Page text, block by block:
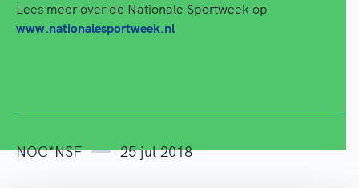
Lees meer over de Nationale Sportweek op
www.nationalesportweek.nl
NOC*NSF 25 jul 2018